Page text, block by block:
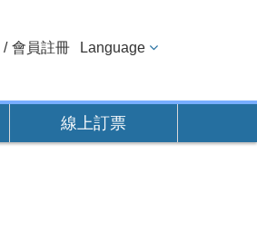
會員註冊 Language
線上訂票